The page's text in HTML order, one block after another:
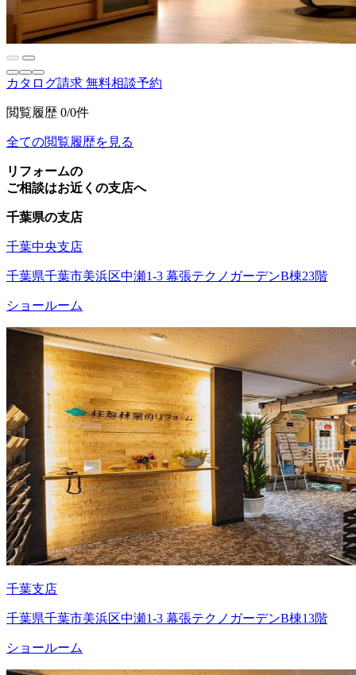
カタログ請求 無料相談予約
閲覧履歴 0/0件
全ての閲覧履歴を見る
リフォームの
ご相談はお近くの支店へ
千葉県の支店
千葉中央支店
千葉県千葉市美浜区中瀬1-3 幕張テクノガーデンB棟23階
ショールーム
千葉支店
千葉県千葉市美浜区中瀬1-3 幕張テクノガーデンB棟13階
ショールーム